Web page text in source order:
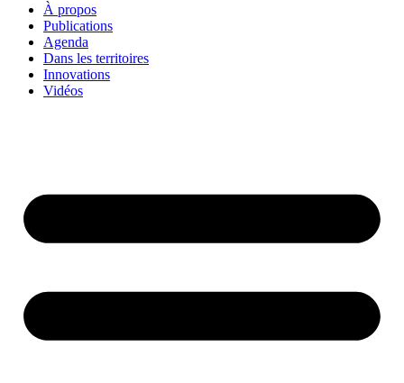
À propos
Publications
Agenda
Dans les territoires
Innovations
Vidéos